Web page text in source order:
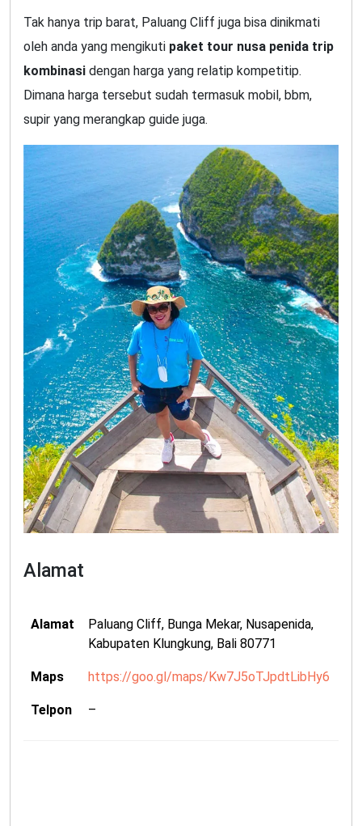
Tak hanya trip barat, Paluang Cliff juga bisa dinikmati
oleh anda yang mengikuti paket tour nusa penida trip
kombinasi dengan harga yang relatip kompetitip.
Dimana harga tersebut sudah termasuk mobil, bbm,
supir yang merangkap guide juga.
Alamat
Alamat
Paluang Cliff, Bunga Mekar, Nusapenida,
Kabupaten Klungkung, Bali 80771
Maps https://goo.gl/maps/Kw7J5oTJpdtLibHy6
Telpon –